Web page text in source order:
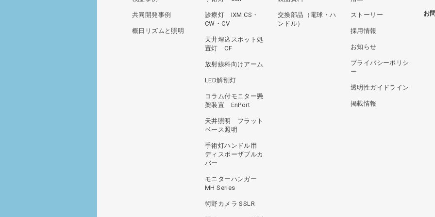
共同開発事例
概日リズムと照明
診療灯 IXM CS・
CW・CV
天井埋込スポット処
置灯 CF
放射線科向けアーム
LED解剖灯
コラム付モニター懸
架装置 EnPort
天井照明 フラット
ベース照明
手術灯ハンドル用
ディスポーザブルカ
バー
モニターハンガー
MH Series
術野カメラ SSLR
交換部品（電球・ハ
ンドル）
ストーリー
採用情報
お知らせ
プライバシーポリシ
ー
透明性ガイドライン
掲載情報
お